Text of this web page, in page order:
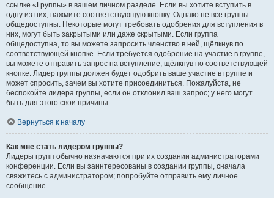
ссылке «Группы» в вашем личном разделе. Если вы хотите вступить в
одну из них, нажмите соответствующую кнопку. Однако не все группы
общедоступны. Некоторые могут требовать одобрения для вступления в
них, могут быть закрытыми или даже скрытыми. Если группа
общедоступна, то вы можете запросить членство в ней, щёлкнув по
соответствующей кнопке. Если требуется одобрение на участие в группе,
вы можете отправить запрос на вступление, щёлкнув по соответствующей
кнопке. Лидер группы должен будет одобрить ваше участие в группе и
может спросить, зачем вы хотите присоединиться. Пожалуйста, не
беспокойте лидера группы, если он отклонил ваш запрос; у него могут
быть для этого свои причины.
Вернуться к началу
Как мне стать лидером группы?
Лидеры групп обычно назначаются при их создании администраторами
конференции. Если вы заинтересованы в создании группы, сначала
свяжитесь с администратором; попробуйте отправить ему личное
сообщение.